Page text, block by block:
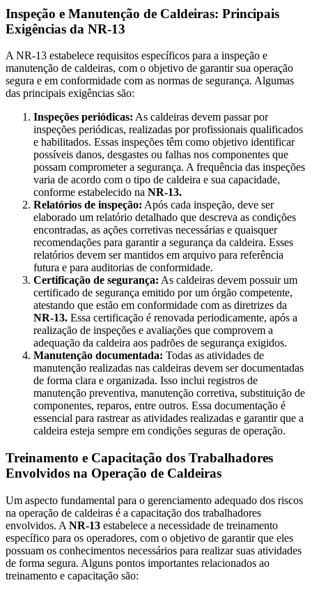
Inspeção e Manutenção de Caldeiras: Principais
Exigências da NR-13
A NR-13 estabelece requisitos específicos para a inspeção e
manutenção de caldeiras, com o objetivo de garantir sua operação
segura e em conformidade com as normas de segurança. Algumas
das principais exigências são:
Inspeções periódicas: As caldeiras devem passar por
inspeções periódicas, realizadas por profissionais qualificados
e habilitados. Essas inspeções têm como objetivo identificar
possíveis danos, desgastes ou falhas nos componentes que
possam comprometer a segurança. A frequência das inspeções
varia de acordo com o tipo de caldeira e sua capacidade,
conforme estabelecido na NR-13.
Relatórios de inspeção: Após cada inspeção, deve ser
elaborado um relatório detalhado que descreva as condições
encontradas, as ações corretivas necessárias e quaisquer
recomendações para garantir a segurança da caldeira. Esses
relatórios devem ser mantidos em arquivo para referência
futura e para auditorias de conformidade.
Certificação de segurança: As caldeiras devem possuir um
certificado de segurança emitido por um órgão competente,
atestando que estão em conformidade com as diretrizes da
NR-13. Essa certificação é renovada periodicamente, após a
realização de inspeções e avaliações que comprovem a
adequação da caldeira aos padrões de segurança exigidos.
Manutenção documentada: Todas as atividades de
manutenção realizadas nas caldeiras devem ser documentadas
de forma clara e organizada. Isso inclui registros de
manutenção preventiva, manutenção corretiva, substituição de
componentes, reparos, entre outros. Essa documentação é
essencial para rastrear as atividades realizadas e garantir que a
caldeira esteja sempre em condições seguras de operação.
Treinamento e Capacitação dos Trabalhadores
Envolvidos na Operação de Caldeiras
Um aspecto fundamental para o gerenciamento adequado dos riscos
na operação de caldeiras é a capacitação dos trabalhadores
envolvidos. A NR-13 estabelece a necessidade de treinamento
específico para os operadores, com o objetivo de garantir que eles
possuam os conhecimentos necessários para realizar suas atividades
de forma segura. Alguns pontos importantes relacionados ao
treinamento e capacitação são: